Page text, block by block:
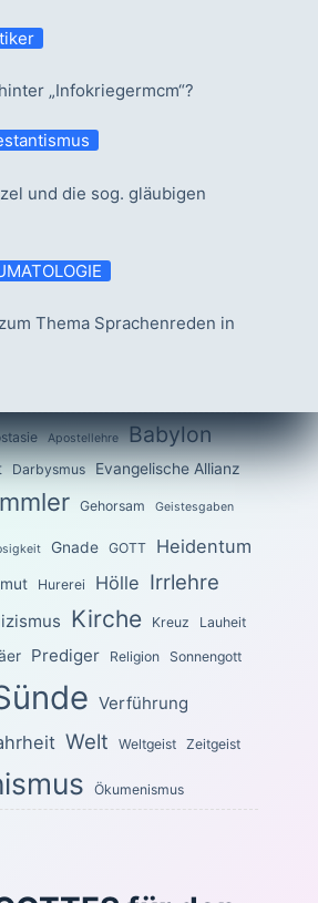
„Infokriegermcm“?
und die sog. gläubigen
Thema Sprachenreden in
Apostellehre Babylon
Darbysmus Evangelische Allianz
Gehorsam Geistesgaben
Gnade GOTT Heidentum
Hurerei Hölle Irrlehre
Kirche Kreuz Lauheit
Prediger Religion Sonnengott
Verführung
Welt Weltgeist Zeitgeist
Ökumenismus